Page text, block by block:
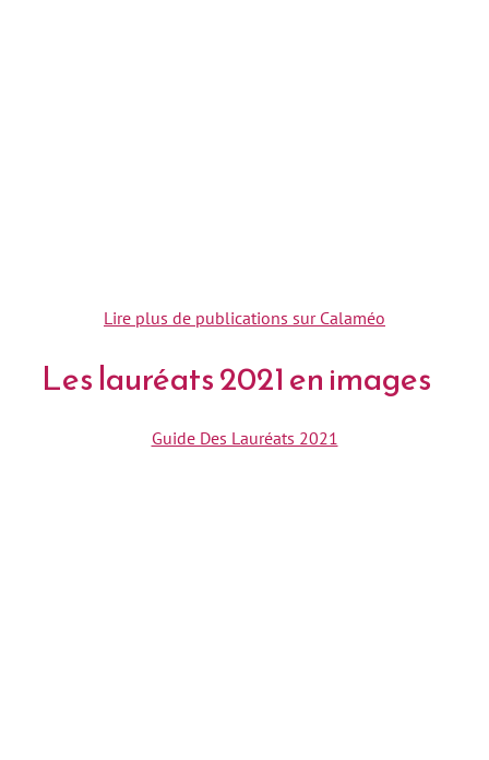
Lire plus de publications sur Calaméo
Les lauréats 2021 en images
Guide Des Lauréats 2021